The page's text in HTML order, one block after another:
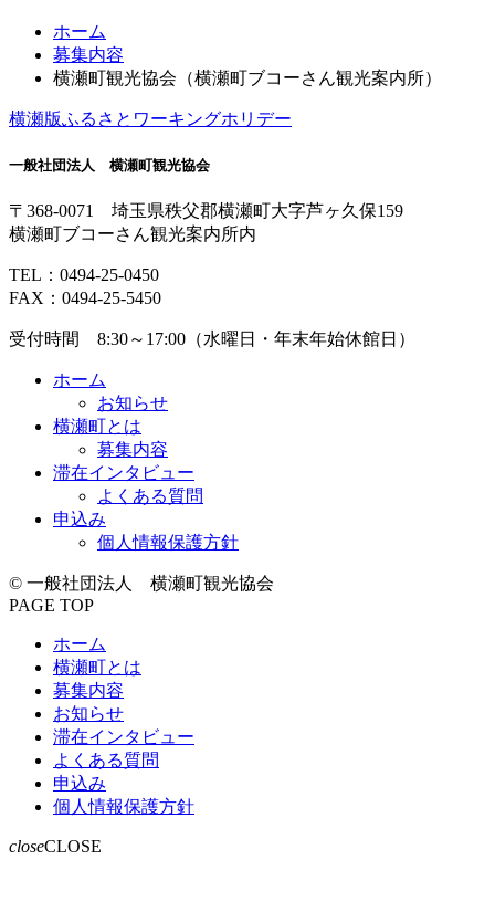
ツ
文
先
頭
戻
る
先
へ
る
ホーム
募集内容
横瀬町観光協会（横瀬町ブコーさん観光案内所）
横瀬版ふるさとワーキングホリデー
一般社団法人 横瀬町観光協会
〒368-0071 埼玉県秩父郡横瀬町大字芦ヶ久保159
横瀬町ブコーさん観光案内所内
TEL： 0494-25-0450
FAX：0494-25-5450
受付時間 8:30～17:00（水曜日・年末年始休館日）
ホーム
お知らせ
横瀬町とは
募集内容
滞在インタビュー
よくある質問
申込み
個人情報保護方針
© 一般社団法人 横瀬町観光協会
PAGE TOP
ホーム
横瀬町とは
募集内容
お知らせ
滞在インタビュー
よくある質問
申込み
個人情報保護方針
closeCLOSE